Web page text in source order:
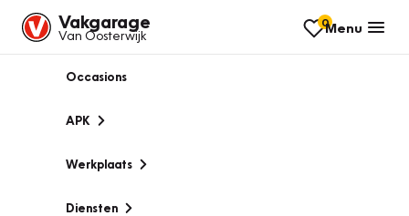
Vakgarage
Van Oosterwijk
0Menu
Occasions
APK
Werkplaats
Diensten